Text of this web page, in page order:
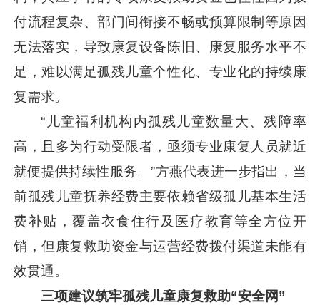
付流程复杂、部门间衔接不畅或预算限制等原因
无法落实，导致康复设备陈旧、康复服务水平不
足，难以满足孤残儿童个性化、专业化的持续康
复需求。
“儿童福利机构内孤残儿童数量大、残障率
高，且多为行动受限者，亟须专业康复人员就近
就便提供持续性服务。”方燕代表进一步指出，当
前孤残儿童抚养经费主要依赖省级孤儿基本生活
费补贴，覆盖衣食住行及医疗教育等全方位开
销，但康复救助资金与运营经费拨付渠道未能有
效贯通。
三项建议筑牢孤残儿童康复救助“安全网”